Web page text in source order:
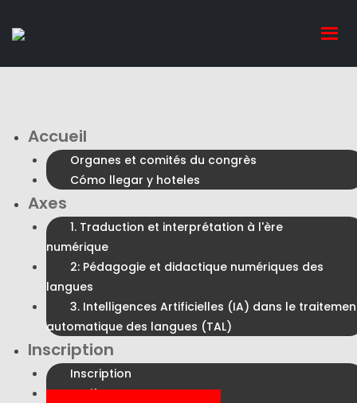
Accueil
Organes et comités du congrès
Cómo llegar y hoteles
Axes
1. Traduction et interprétation à l'ère
numérique
2: Pédagogie et didactique numériques des
langues
3. Intelligences Artificielles (IA) dans le
automatique des langues (TAL)
Inscription
Inscription
Tarifs